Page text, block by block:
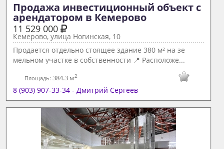
Продажа инвестиционный объект с
арендатором в Кемерово
11 529 000
Кемерово, улица Ногинская, 10
Продается отдельно стоящее здание 380 м² на зе
мельном участке в собственности 📍 Расположе...
Площадь:384.3 м2
8 (903) 907-33-34 - Дмитрий Сергеев